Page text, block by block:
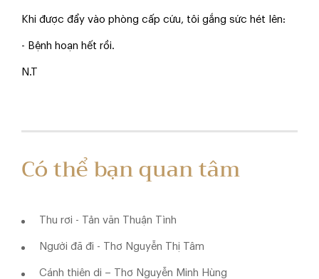
Khi được đẩy vào phòng cấp cứu, tôi gắng sức hét lên:
- Bệnh hoạn hết rồi.
N.T
Có thể bạn quan tâm
Thu rơi - Tản văn Thuận Tình
Người đã đi - Thơ Nguyễn Thị Tâm
Cánh thiên di – Thơ Nguyễn Minh Hùng